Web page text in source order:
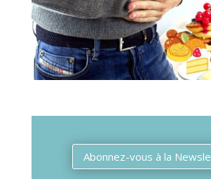
Abonnez-vous à la